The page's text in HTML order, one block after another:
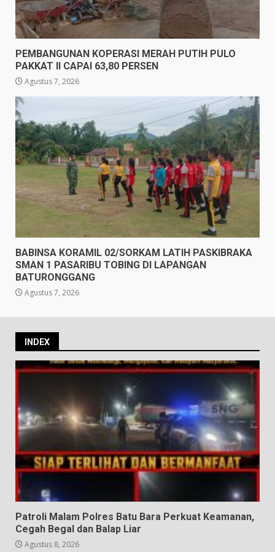
PEMBANGUNAN KOPERASI MERAH PUTIH PULO
PAKKAT II CAPAI 63,80 PERSEN
Agustus 7, 2026
BABINSA KORAMIL 02/SORKAM LATIH PASKIBRAKA
SMAN 1 PASARIBU TOBING DI LAPANGAN
BATURONGGANG
Agustus 7, 2026
INDEX
Patroli Malam Polres Batu Bara Perkuat Keamanan,
Cegah Begal dan Balap Liar
Agustus 8, 2026